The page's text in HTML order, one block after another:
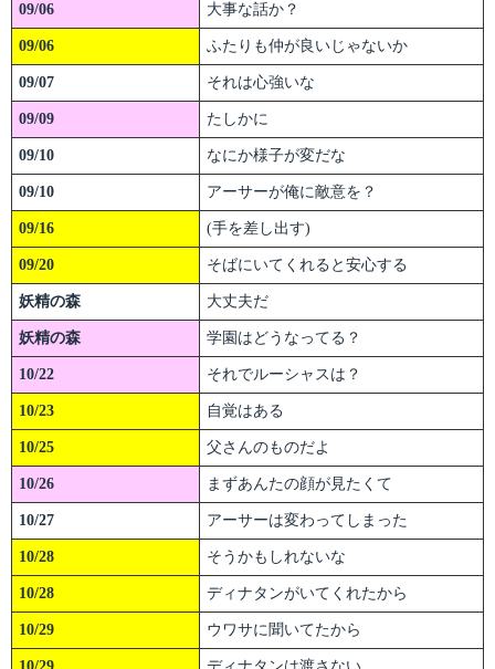
09/06 大事な話か？
09/06 ふたりも仲が良いじゃないか
09/07 それは心強いな
09/09 たしかに
09/10 なにか様子が変だな
09/10 アーサーが俺に敵意を？
09/16 (手を差し出す)
09/20 そばにいてくれると安心する
妖精の森 大丈夫だ
妖精の森 学園はどうなってる？
10/22 それでルーシャスは？
10/23 自覚はある
10/25 父さんのものだよ
10/26 まずあんたの顔が見たくて
10/27 アーサーは変わってしまった
10/28 そうかもしれないな
10/28 ディナタンがいてくれたから
10/29 ウワサに聞いてたから